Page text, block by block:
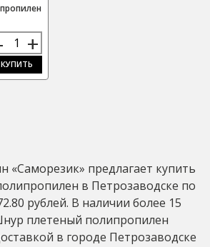
+
КУПИТЬ
«Саморезик» предлагает купить
в Петрозаводске по
рублей. В наличии более 15
плетеный полипропилен
в городе Петрозаводске